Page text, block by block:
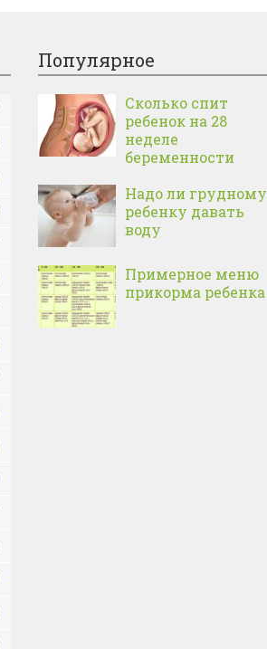
Популярное
Сколько спит
ребенок на 28
неделе
беременности
Надо ли грудному
ребенку давать
воду
Примерное меню
прикорма ребенка